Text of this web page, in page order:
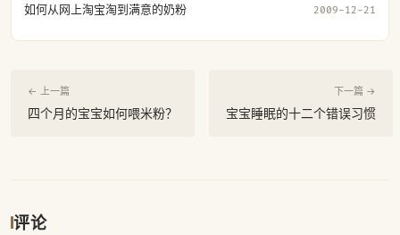
如何从网上淘宝淘到满意的奶粉 2009-12-21
← 上一篇
四个月的宝宝如何喂米粉？
下一篇 →
宝宝睡眠的十二个错误习惯
评论